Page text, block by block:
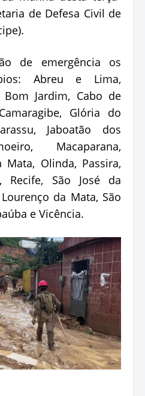
de Defesa Civil de
de emergência os
Abreu e Lima,
Bom Jardim, Cabo de
Glória do
Jaboatão dos
Macaparana,
Mata, Olinda, Passira,
Recife, São José da
da Mata, São
e Vicência.